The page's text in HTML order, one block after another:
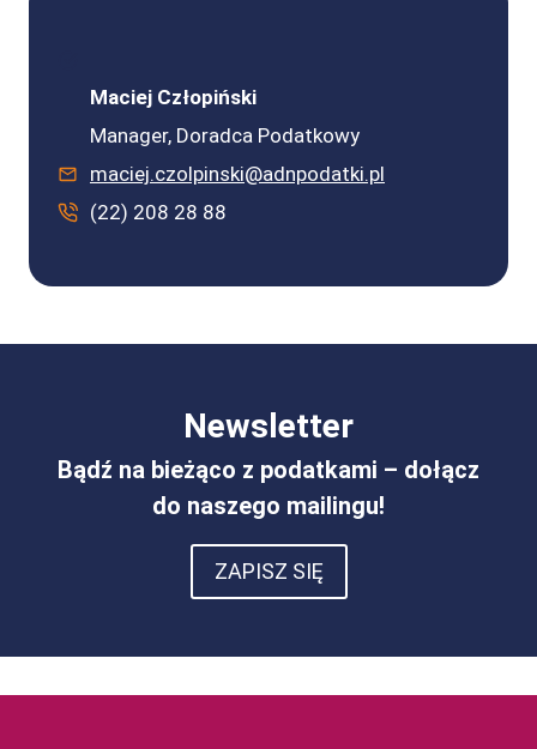
Maciej Człopiński
Manager, Doradca Podatkowy
maciej.czolpinski@adnpodatki.pl
(22) 208 28 88
Newsletter
Bądź na bieżąco z podatkami – dołącz
do naszego mailingu!
ZAPISZ SIĘ